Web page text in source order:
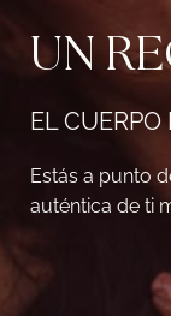
UN
EL
Estás a punto
auténtica de ti